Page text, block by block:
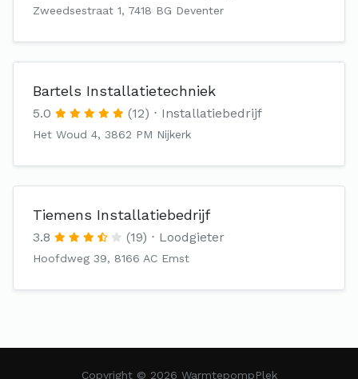
Zweedsestraat 1, 7418 BG Deventer
Bartels Installatietechniek
5.0 (12) Installatiebedrijf
Het Woud 4, 3862 PM Nijkerk
Tiemens Installatiebedrijf
3.8 (19) Loodgieter
Hoofdweg 39, 8166 AC Emst
Copyright © 2026 WarmtepompPlek